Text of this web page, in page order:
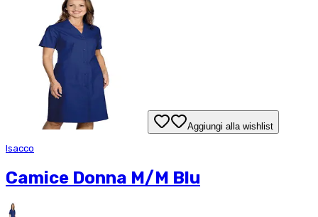
Aggiungi alla wishlist
Isacco
Camice Donna M/M Blu